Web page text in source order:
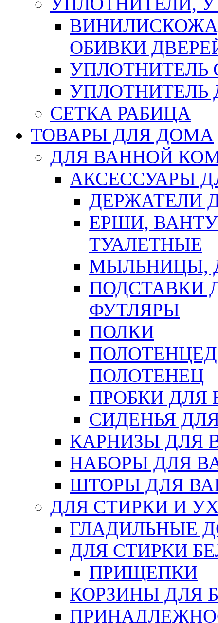
ОБИВКИ
УПЛОТНИТЕЛЬ
СЕТКА РАБИЦА
ТОВАРЫ ДЛЯ ДОМА
ДЛЯ ВАННОЙ
АКСЕССУАРЫ
ДЕРЖАТЕЛИ
ЕРШИ,
ТУАЛЕТНЫЕ
МЫЛЬНИЦЫ,
ПОДСТАВКИ
ФУТЛЯРЫ
ПОЛКИ
ПОЛОТЕНЕЦ
ПРОБКИ ДЛЯ
СИДЕНЬЯ
КАРНИЗЫ ДЛЯ
НАБОРЫ ДЛЯ
ШТОРЫ ДЛЯ
ДЛЯ СТИРКИ И
ГЛАДИЛЬНЫЕ
ДЛЯ СТИРКИ
ПРИЩЕПКИ
КОРЗИНЫ ДЛЯ